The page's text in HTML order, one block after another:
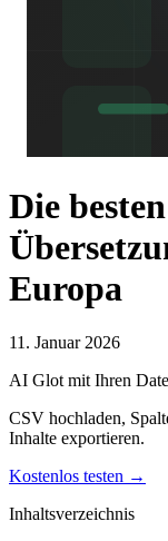
Die
Europa
11. Januar 2026
AI Glot mit Ihren
CSV hochladen,
Inhalte exportieren.
Kostenlos testen →
Inhaltsverzeichnis